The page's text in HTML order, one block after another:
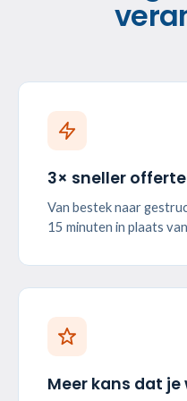
3× sneller
Van bestek naar
15 minuten in plaats
Meer kans dat je